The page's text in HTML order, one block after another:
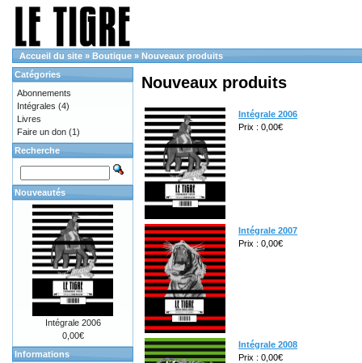
Accueil du site » Boutique » Nouveaux produits
Nouveaux produits
Intégrale 2006
Prix : 0,00€
Intégrale 2007
Prix : 0,00€
Intégrale 2008
Prix : 0,00€
Catégories
Abonnements
Intégrales (4)
Livres
Faire un don (1)
Recherche
Nouveautés
Intégrale 2006
0,00€
Informations